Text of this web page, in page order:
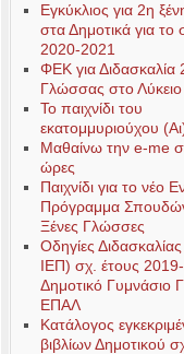
Εγκύκλιος για 2η
στα Δημοτικά για το
2020-2021
ΦΕΚ για Διδασκαλία
Γλώσσας στο Λύκειο
Το παιχνίδι του
εκατομμυριούχου
Μαθαίνω την e-me
ώρες
Παιχνίδι για το νέο
Πρόγραμμα Σπουδών
Ξένες Γλώσσες
Οδηγίες
ΙΕΠ) σχ. έτους
Δημοτικό Γυμνάσιο
ΕΠΑΛ
Κατάλογος
βιβλίων Δημοτικού